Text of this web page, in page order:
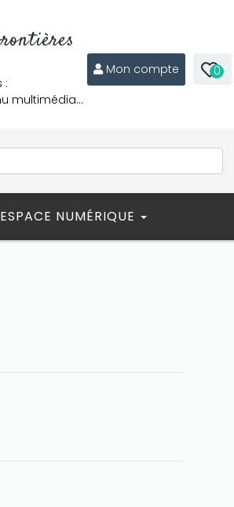
:
multimédia…
Mon compte 0
ESPACE NUMÉRIQUE